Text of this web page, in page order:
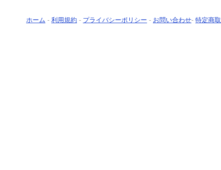
ホーム - 利用規約 - プライバシーポリシー - お問い合わせ- 特定商